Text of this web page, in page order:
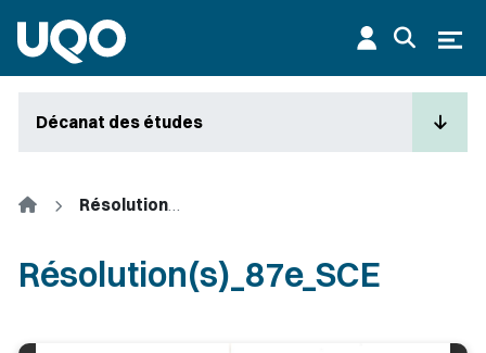
Décanat des études
Accueil Résolution(s)_87e_SCE
Résolution(s)_87e_SCE